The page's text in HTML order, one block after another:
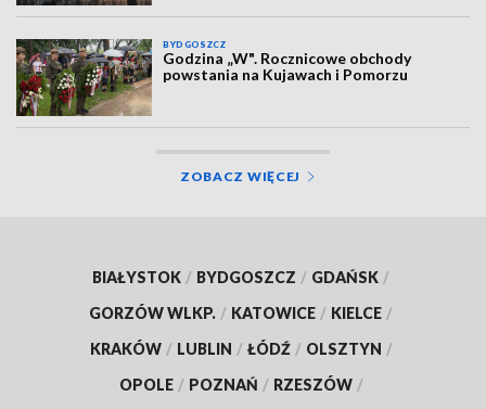
BYDGOSZCZ
Godzina „W". Rocznicowe obchody
powstania na Kujawach i Pomorzu
ZOBACZ WIĘCEJ
BIAŁYSTOK / BYDGOSZCZ / GDAŃSK /
GORZÓW WLKP. / KATOWICE / KIELCE /
KRAKÓW / LUBLIN / ŁÓDŹ / OLSZTYN /
OPOLE / POZNAŃ / RZESZÓW /